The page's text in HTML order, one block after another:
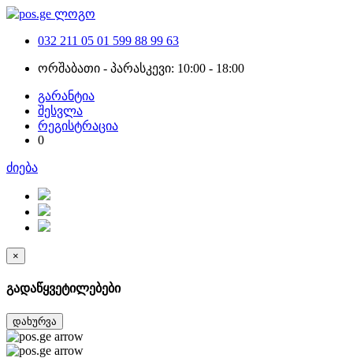
032 211 05 01 599 88 99 63
ორშაბათი - პარასკევი: 10:00 - 18:00
გარანტია
შესვლა
რეგისტრაცია
0
ძიება
×
გადაწყვეტილებები
დახურვა